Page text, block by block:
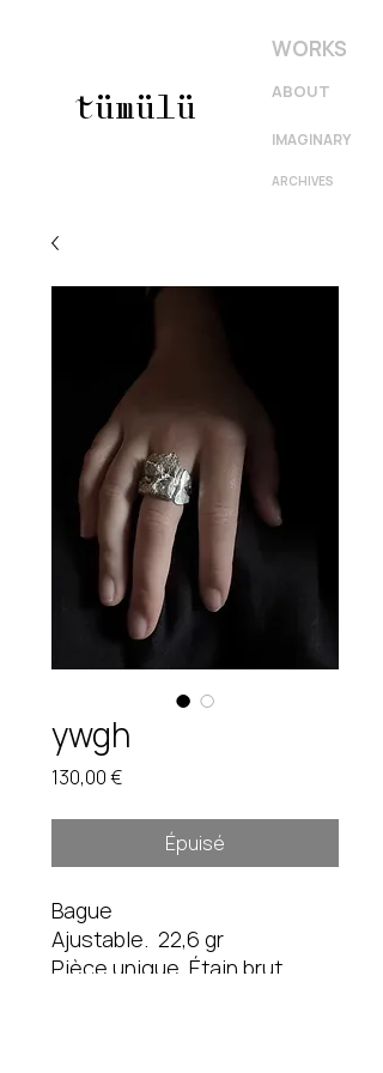
WORKS
tümülü
ARCHIVES
IMAGINARY
ABOUT
ywgh
130,00 €
Épuisé
Bague
Ajustable. 22,6 gr
Pièce unique. Étain brut.